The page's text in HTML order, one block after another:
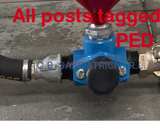
All posts
PED
C.B. SABBIATRICI S.R.L.